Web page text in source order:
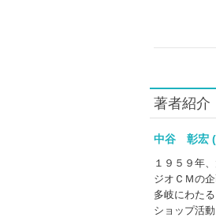
著者紹介
中谷 彰宏
１９５９年
ジオＣＭの
多岐にわた
ショップ活